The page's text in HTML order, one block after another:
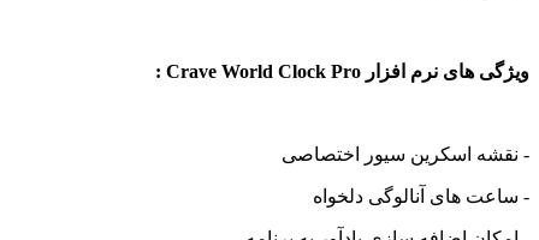
ویژگی های نرم افزار Crave World Clock Pro :
- نقشه اسکرین سیور اختصاصی
- ساعت های آنالوگی دلخواه